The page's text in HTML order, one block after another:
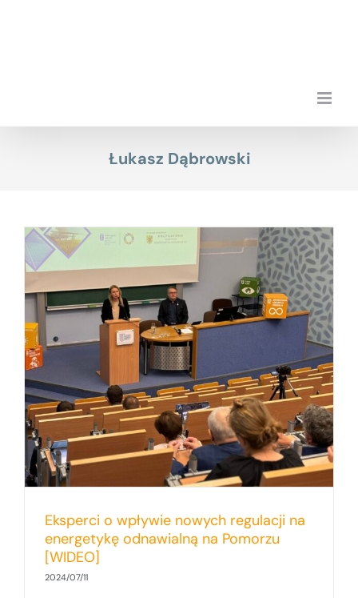
Łukasz Dąbrowski
Eksperci o wpływie nowych regulacji na
energetykę odnawialną na Pomorzu
[WIDEO]
2024/07/11